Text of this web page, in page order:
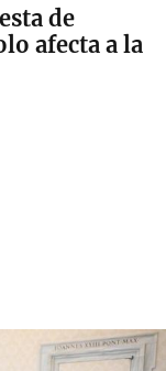
de
afecta a la